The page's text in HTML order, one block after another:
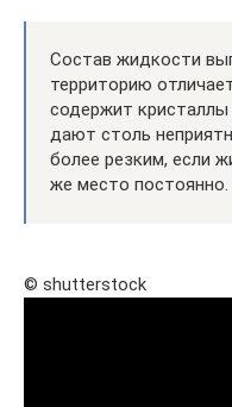
Состав жидкости
территорию
содержит
дают столь
более резким, если
же место постоянно.
© shutterstock